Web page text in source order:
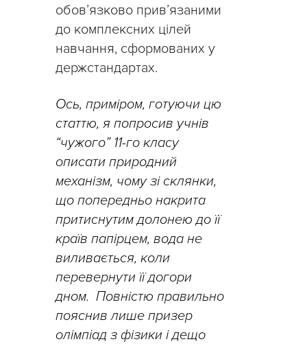
обов’язково прив’язаними
до комплексних цілей
навчання, сформованих у
держстандартах.
Ось, приміром, готуючи цю
статтю, я попросив учнів
“чужого” 11-го класу
описати природний
механізм, чому зі склянки,
що попередньо накрита
притиснутим долонею до її
країв папірцем, вода не
виливається, коли
перевернути їїдогори
дном. Повністю правильно
пояснив лише призер
олімпіад з фізики і дещо